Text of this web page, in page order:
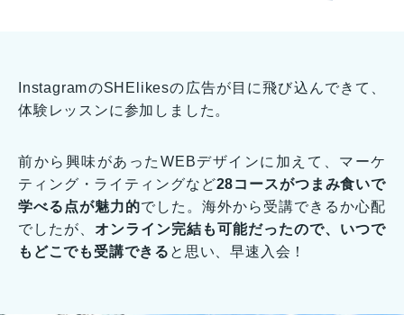
InstagramのSHElikesの広告が目に飛び込んできて、
体験レッスンに参加しました。
前から興味があったWEBデザインに加えて、マーケ
ティング・ライティングなど28コースがつまみ食いで
学べる点が魅力的でした。海外から受講できるか心配
でしたが、 オンライン完結も可能だったので、いつで
もどこでも受講できる と思い、早速入会！